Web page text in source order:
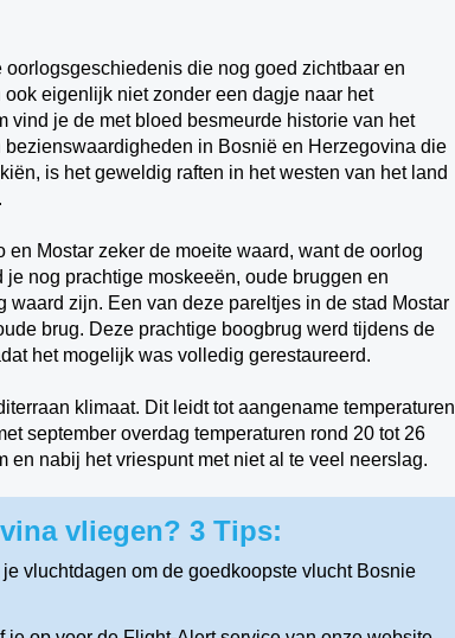
die nog goed zichtbaar en
eigenlijk niet zonder een dagje naar het
vind je de met bloed besmeurde historie van het
in Bosnië en Herzegovina die
is het geweldig raften in het westen van het land
Mostar zeker de moeite waard, want de oorlog
nog prachtige moskeeën, oude bruggen en
zijn. Een van deze pareltjes in de stad Mostar
brug. Deze prachtige boogbrug werd tijdens de
het mogelijk was volledig gerestaureerd.
klimaat. Dit leidt tot aangename temperaturen
september overdag temperaturen rond 20 tot 26
nabij het vriespunt met niet al te veel neerslag.
vliegen? 3 Tips:
vluchtdagen om de goedkoopste vlucht Bosnie